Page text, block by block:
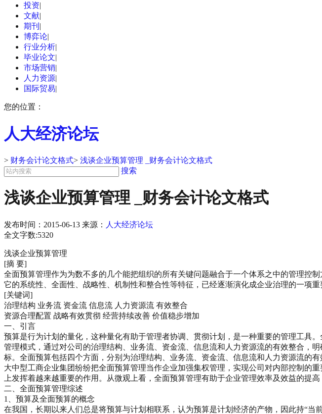
投资|
文献|
期刊 |
博弈论|
行业分析|
毕业论文|
市场营销|
人力资源|
国际贸易|
您的位置：
人大经济论坛
> 财务会计论文格式> 浅谈企业预算管理 _财务会计论文格式
搜索
浅谈企业预算管理 _财务会计论文格式
发布时间： 2015-06-13 来源： 人大经济论坛
全文字数:5320
浅谈企业预算管理
[摘 要]
全面预算管理作为为数不多的几个能把组织的所有关键问题融合于一个体系之中的管理控
它的系统性、全面性、战略性、机制性和整合性等特征，已经逐渐演化成企业治理的一项重
[关键词]
治理结构 业务流 资金流 信息流 人力资源流 有效整合
资源合理配置 战略有效贯彻 经营持续改善 价值稳步增加
一、引言
预算是行为计划的量化，这种量化有助于管理者协调、贯彻计划，是一种重要的管理工具
管理模式，通过对公司的治理结构、业务流、资金流、信息流和人力资源流的有效整合，
标。全面预算包括四个方面，分别为治理结构、业务流、资金流、信息流和人力资源流的
大中型工商企业集团纷纷把全面预算管理当作企业加强集权管理，实现公司对内部控制的
上发挥着越来越重要的作用。从微观上看，全面预算管理有助于企业管理效率及效益的提
二、全面预算管理综述
1、预算及全面预算的概念
在我国，长期以来人们总是将预算与计划相联系，认为预算是计划经济的产物，因此持“